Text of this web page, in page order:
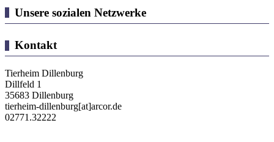
Unsere sozialen Netzwerke
Kontakt
Tierheim Dillenburg
Dillfeld 1
35683 Dillenburg
tierheim-dillenburg[at]arcor.de
02771.32222